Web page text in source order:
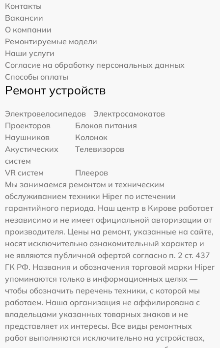
Контакты
Вакансии
О компании
Ремонтируемые модели
Наши услуги
Согласие на обработку персональных данных
Способы оплаты
Ремонт устройств
Электровелосипедов
Электросамокатов
Проекторов
Блоков питания
Наушников
Колонок
Акустических
систем
Телевизоров
VR систем
Плееров
Мы занимаемся ремонтом и техническим
обслуживанием техники Hiper по истечении
гарантийного периода. Наш центр в Кирове работает
независимо и не имеет официальной авторизации от
производителя. Цены на ремонт, указанные на сайте,
носят исключительно ознакомительный характер и
не являются публичной офертой согласно п. 2 ст. 437
ГК РФ. Названия и обозначения торговой марки Hiper
упоминаются только в информационных целях —
чтобы обозначить перечень техники, с которой мы
работаем. Наша организация не аффилирована с
владельцами указанных товарных знаков и не
представляет их интересы. Все виды ремонтных
работ выполняются исключительно на устройствах,